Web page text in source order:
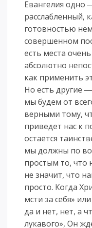
Евангелия одно
расслабленный,
готовностью
совершенном
есть места
абсолютно
как применить
Но есть другие
мы будем от
верными тому,
приведет нас к
остается
мы должны по
простым то, что
не значит, что
просто. Когда
мсти за себя»
да и нет, нет, а
лукавого», Он